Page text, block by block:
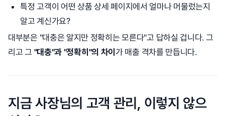
특정 고객이 어떤 상품 상세 페이지에서 얼마나 머물렀는지
알고 계신가요?
대부분은 "대충은 알지만 정확히는 모른다"고 답하실 겁니다. 그
리고 그 "대충"과 "정확히"의 차이 가 매출 격차를 만듭니다.
지금 사장님의 고객 관리, 이렇지 않으